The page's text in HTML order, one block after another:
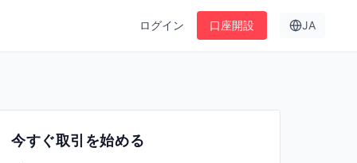
ログイン 口座開設 JA
今すぐ取引を始める